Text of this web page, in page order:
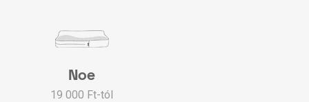
Noe
19 000 Ft-tól